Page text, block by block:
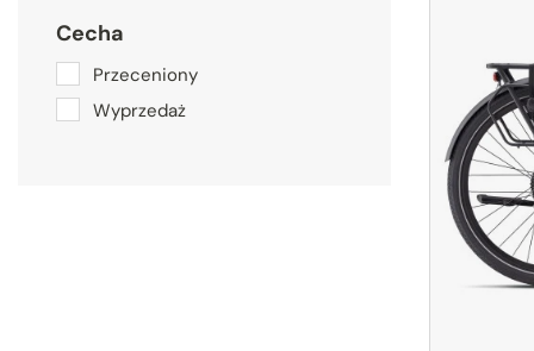
Cecha
Przeceniony
Wyprzedaż